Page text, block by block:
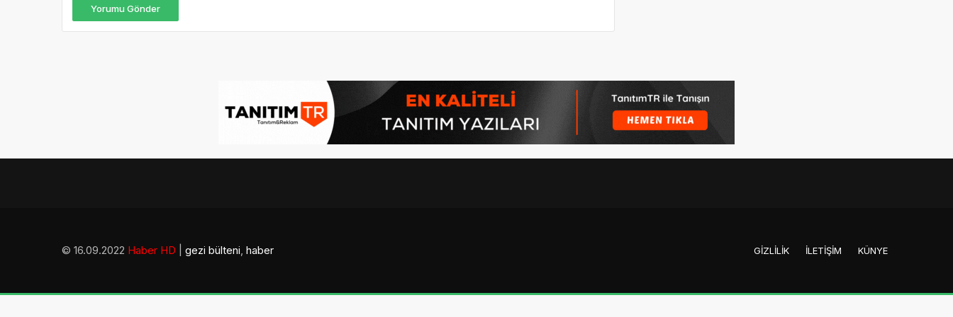
Yorumu Gönder
© 16.09.2022 Haber HD gezi bülteni, haber GIZLILIK İLETIŞIM KÜNYE